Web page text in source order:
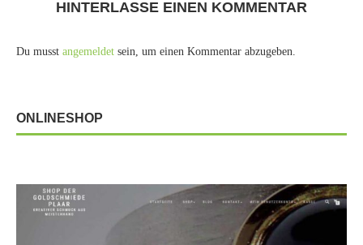
HINTERLASSE EINEN KOMMENTAR
Du musst angemeldet sein, um einen Kommentar abzugeben.
ONLINESHOP